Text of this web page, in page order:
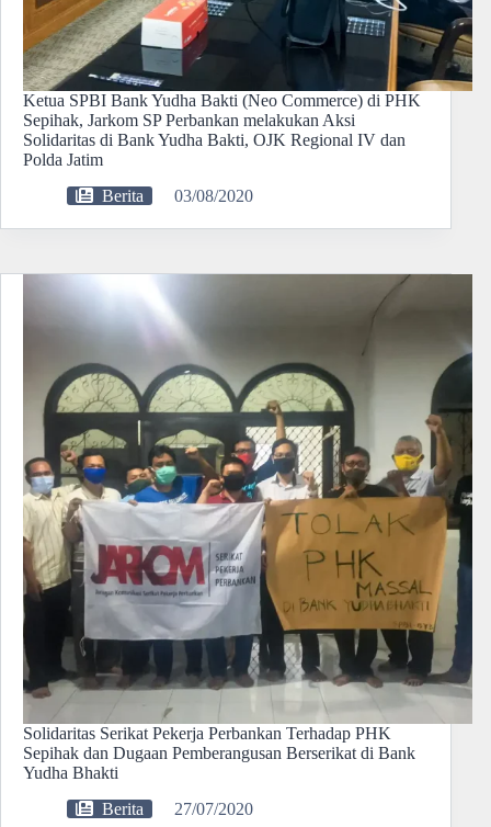
Ketua SPBI Bank Yudha Bakti (Neo Commerce) di PHK
Sepihak, Jarkom SP Perbankan melakukan Aksi
Solidaritas di Bank Yudha Bakti, OJK Regional IV dan
Polda Jatim
Berita
03/08/2020
Solidaritas Serikat Pekerja Perbankan Terhadap PHK
Sepihak dan Dugaan Pemberangusan Berserikat di Bank
Yudha Bhakti
Berita
27/07/2020